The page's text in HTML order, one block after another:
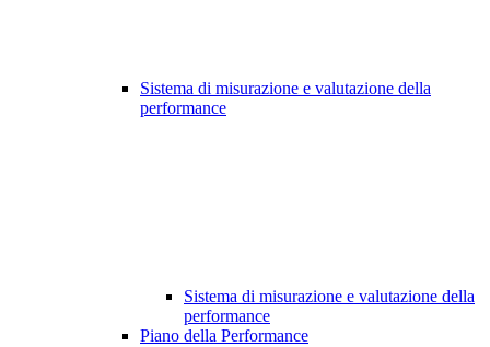
Sistema di misurazione e valutazione della
performance
Sistema di misurazione e valutazione della
performance
Piano della Performance